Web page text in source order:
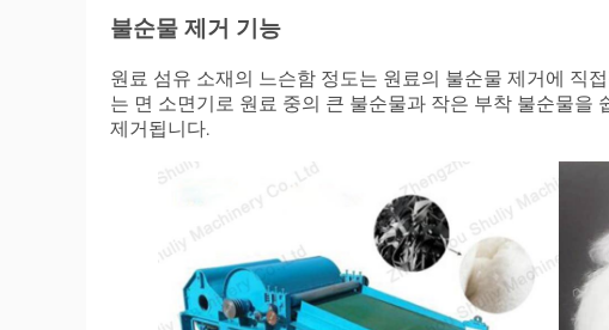
불순물 제거 기능
원료 섬유 소재의 느슨함 정도는 원료의 불순물 제거에 직
는 면 소면기로 원료 중의 큰 불순물과 작은 부착 불순물을
제거됩니다.